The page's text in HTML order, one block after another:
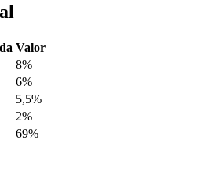
Valor
8%
6%
5,5%
2%
69%